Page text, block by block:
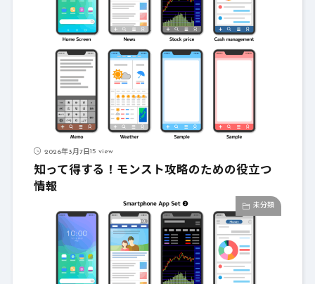
2026年3月7日15 view
知って得する！モンスト攻略のための役立つ
情報
未分類